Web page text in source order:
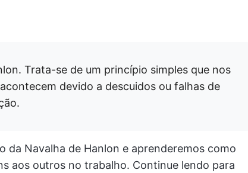
Trata-se de um princípio simples que nos
devido a descuidos ou falhas de
da Navalha de Hanlon e aprenderemos como
aos outros no trabalho. Continue lendo para